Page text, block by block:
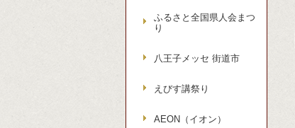
ふるさと全国県人会まつ
り
八王子メッセ 街道市
えびす講祭り
AEON（イオン）